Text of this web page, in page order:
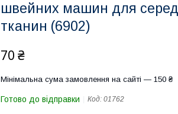
швейних машин для
тканин (6902)
70 ₴
Мінімальна сума замовлення на сайті — 150 ₴
Готово до відправки Код: 01762